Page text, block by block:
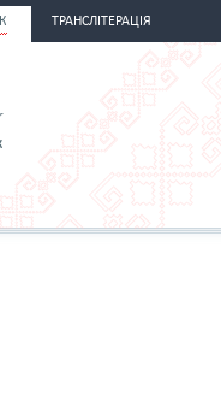
ТРАНСЛІТЕРАЦІЯ